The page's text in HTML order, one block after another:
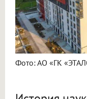
Фото: АО «ГК